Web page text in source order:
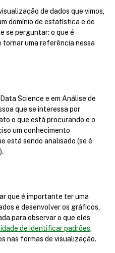
de dados que vimos,
domínio de estatística e de
se perguntar: o que é
tornar uma referência nessa
Science e em Análise de
que se interessa por
o que está procurando e o
um conhecimento
está sendo analisado (se é
que é importante ter uma
e desenvolver os gráficos,
para observar o que eles
de identificar padrões,
nas formas de visualização.